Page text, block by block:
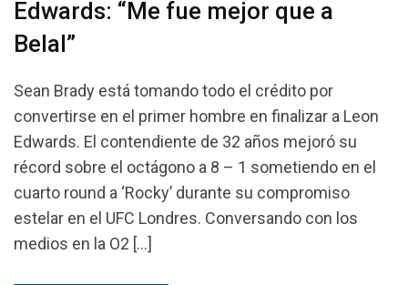
Edwards: “Me fue mejor que a
Belal”
Sean Brady está tomando todo el crédito por
convertirse en el primer hombre en finalizar a Leon
Edwards. El contendiente de 32 años mejoró su
récord sobre el octágono a 8 – 1 sometiendo en el
cuarto round a ‘Rocky’ durante su compromiso
estelar en el UFC Londres. Conversando con los
medios en la O2 […]